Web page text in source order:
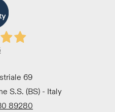
69
S.S. (BS) - Italy
89280